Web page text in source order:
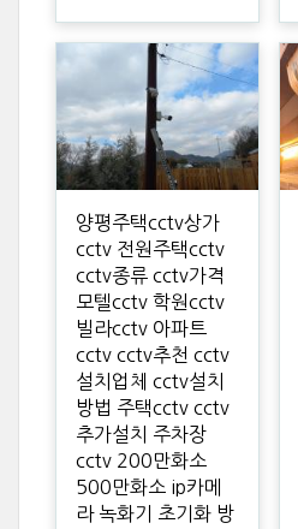
양평주택cctv상가
cctv 전원주택cctv
cctv종류 cctv가격
모텔cctv 학원cctv
빌라cctv 아파트
cctv cctv추천 cctv
설치업체 cctv설치
방법 주택cctv cctv
추가설치 주차장
cctv 200만화소
500만화소 ip카메
라 녹화기 초기화 방